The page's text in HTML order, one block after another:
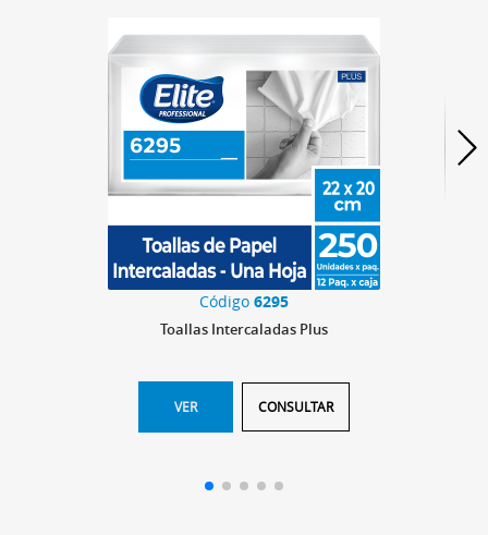
Código 6295
Toallas Intercaladas Plus
VER CONSULTAR